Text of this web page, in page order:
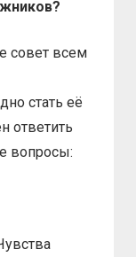
совет всем
стать её
ответить
вопросы: